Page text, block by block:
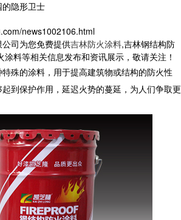
隐形卫士
news1002106.html
司为您免费提供吉林防火涂料,吉林钢结构防
料等相关信息发布和资讯展示，敬请关注！
殊的涂料，用于提高建筑物或结构的防火性
到保护作用，延迟火势的蔓延，为人们争取更